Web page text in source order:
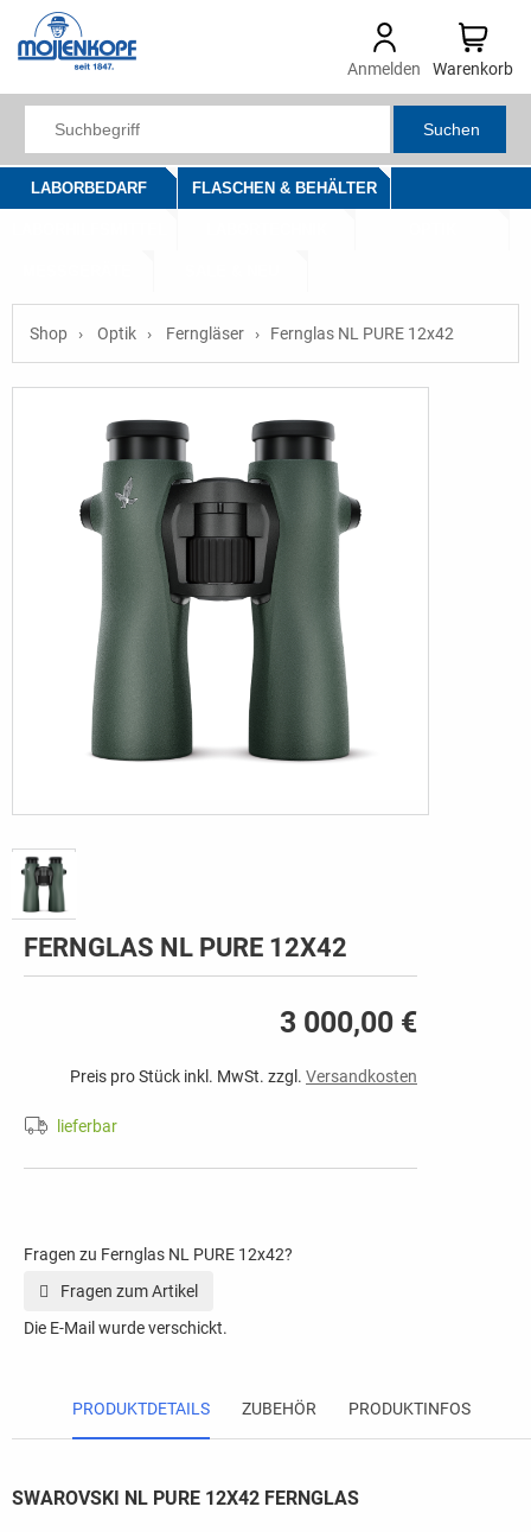
Anmelden Warenkorb
Suchen
LABORBEDARF FLASCHEN & BEHÄLTER
Shop Optik Ferngläser Fernglas NL PURE 12x42
FERNGLAS NL PURE 12X42
3 000,00 €
Preis pro Stück inkl. MwSt. zzgl. Versandkosten
lieferbar
Fragen zu Fernglas NL PURE 12x42?
Fragen zum Artikel
Die E-Mail wurde verschickt.
PRODUKTDETAILS ZUBEHÖR PRODUKTINFOS
SWAROVSKI NL PURE 12X42 FERNGLAS